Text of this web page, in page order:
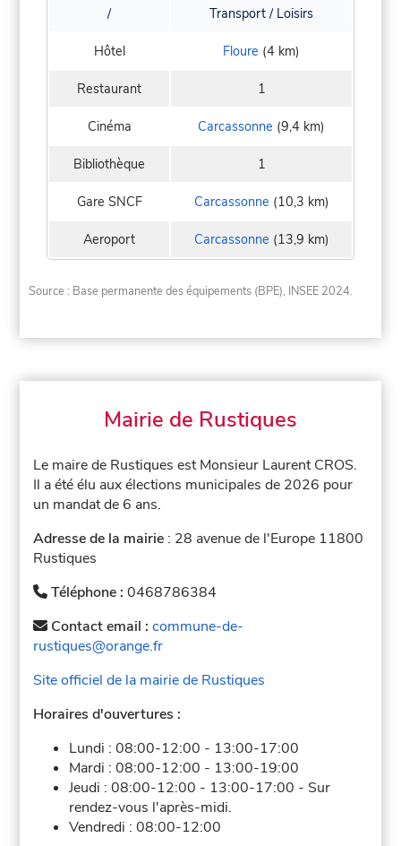
/ Transport / Loisirs
Hôtel Floure (4 km)
Restaurant 1
Cinéma Carcassonne (9,4 km)
Bibliothèque 1
Gare SNCF Carcassonne (10,3 km)
Aeroport Carcassonne (13,9 km)
Source : Base permanente des équipements (BPE), INSEE 2024.
Mairie de Rustiques
Le maire de Rustiques est Monsieur Laurent CROS.
Il a été élu aux élections municipales de 2026 pour
un mandat de 6 ans.
Adresse de la mairie : 28 avenue de l'Europe 11800
Rustiques
Téléphone :0468786384
Contact email :commune-de-
rustiques@orange.fr
Site officiel de la mairie de Rustiques
Horaires d'ouvertures :
Lundi :08:00-12:00 - 13:00-17:00
Mardi :08:00-12:00 - 13:00-19:00
Jeudi :08:00-12:00 - 13:00-17:00 - Sur
rendez-vous l'après-midi.
Vendredi :08:00-12:00